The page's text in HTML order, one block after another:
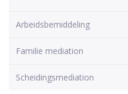
Arbeidsbemiddeling
Familie mediation
Scheidingsmediation